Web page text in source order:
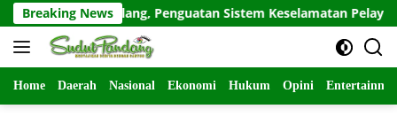
Langsung
ke
konten
Breaking News
Berulang, Penguatan Sistem Keselamatan Pelayaran Jadi
Home Daerah Nasional Ekonomi Hukum Opini